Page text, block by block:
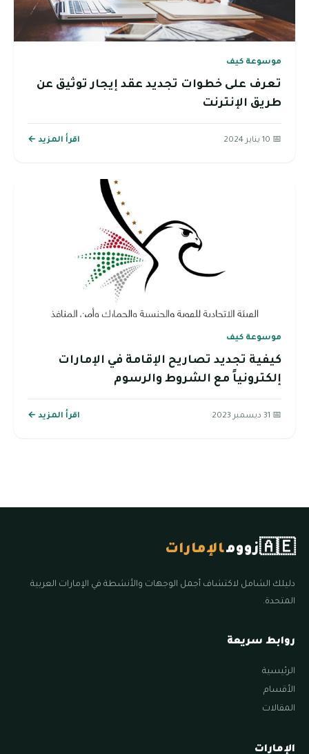
موسوعة كيف
تعرف على خطوات تجديد عقد إيجار توثيق عن
طريق الإنترنت
📅 10 يناير 2024 اقرأ المزيد ←
موسوعة كيف
كيفية تجديد تصاريح الإقامة في الإمارات
إلكترونياً مع الشروط والرسوم
📅 31 ديسمبر 2023 اقرأ المزيد ←
🇦🇪زوومالإمارات
دليلك الشامل لاكتشاف أجمل الوجهات والأنشطة في الإمارات العربية
المتحدة.
روابط سريعة
الرئيسية
الأقسام
المقالات
الإمارات